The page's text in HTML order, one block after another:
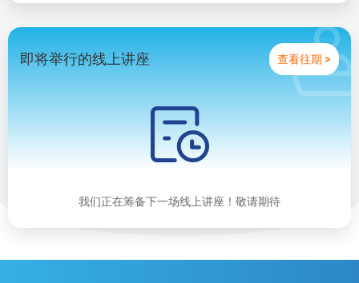
即将举行的线上讲座 查看往期 >
我们正在筹备下一场线上讲座！敬请期待